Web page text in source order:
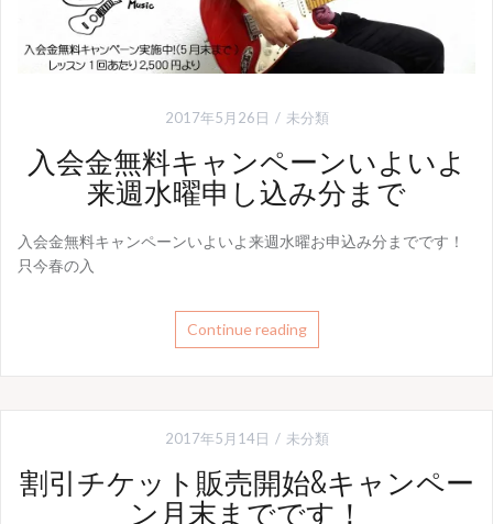
2017年5月26日 未分類
入会金無料キャンペーンいよいよ
来週水曜申し込み分まで
入会金無料キャンペーンいよいよ来週水曜お申込み分までです！
只今春の入
Continue reading
2017年5月14日 未分類
割引チケット販売開始&キャンペー
ン月末までです！